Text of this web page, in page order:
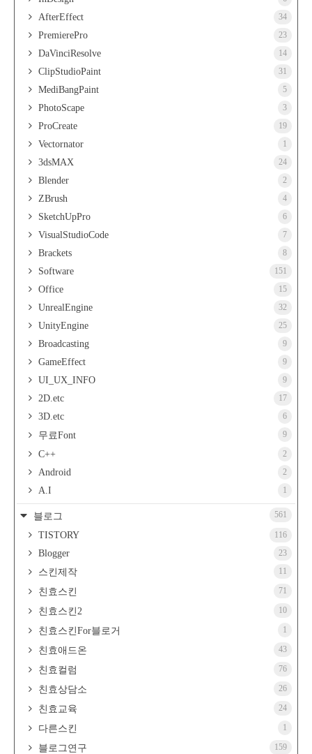
AfterEffect 34
PremierePro 23
DaVinciResolve 14
ClipStudioPaint 31
MediBangPaint 5
PhotoScape 3
ProCreate 19
Vectornator 1
3dsMAX 24
Blender 2
ZBrush 4
SketchUpPro 6
VisualStudioCode 7
Brackets 8
Software 151
Office 15
UnrealEngine 32
UnityEngine 25
Broadcasting 9
GameEffect 9
UI_UX_INFO 9
2D.etc 17
3D.etc 6
무료Font 9
C++ 2
Android 2
A.I 1
블로그 561
TISTORY 116
Blogger 23
스킨제작 11
친효스킨 71
친효스킨2 10
친효스킨For블로거 1
친효애드온 43
친효컬럼 76
친효상담소 26
친효교육 24
다른스킨 1
블로그연구 159